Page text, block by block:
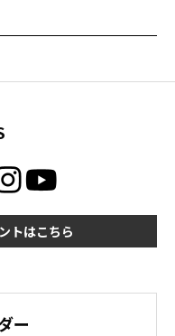
トはこちら
ー